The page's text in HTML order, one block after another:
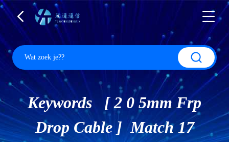
Keywords [ 2 0 5mm Frp
Drop Cable ] Match 17